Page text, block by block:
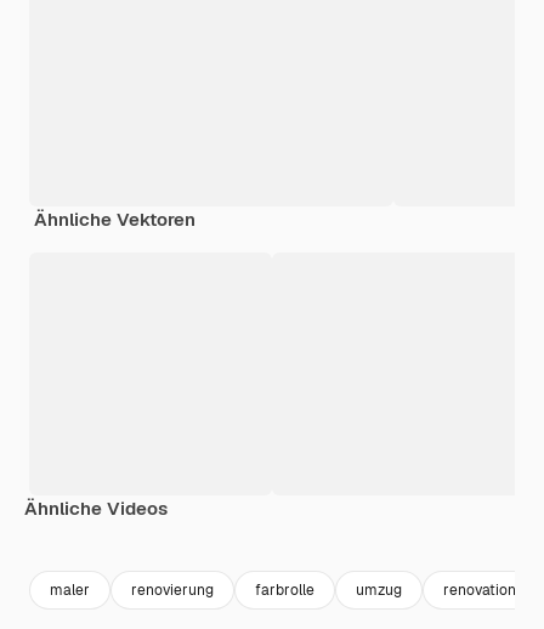
Ähnliche Vektoren
Ähnliche Videos
maler renovierung farbrolle umzug renovation